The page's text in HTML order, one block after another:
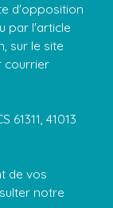
d'opposition
par l'article
sur le site
courrier
41013
de vos
notre